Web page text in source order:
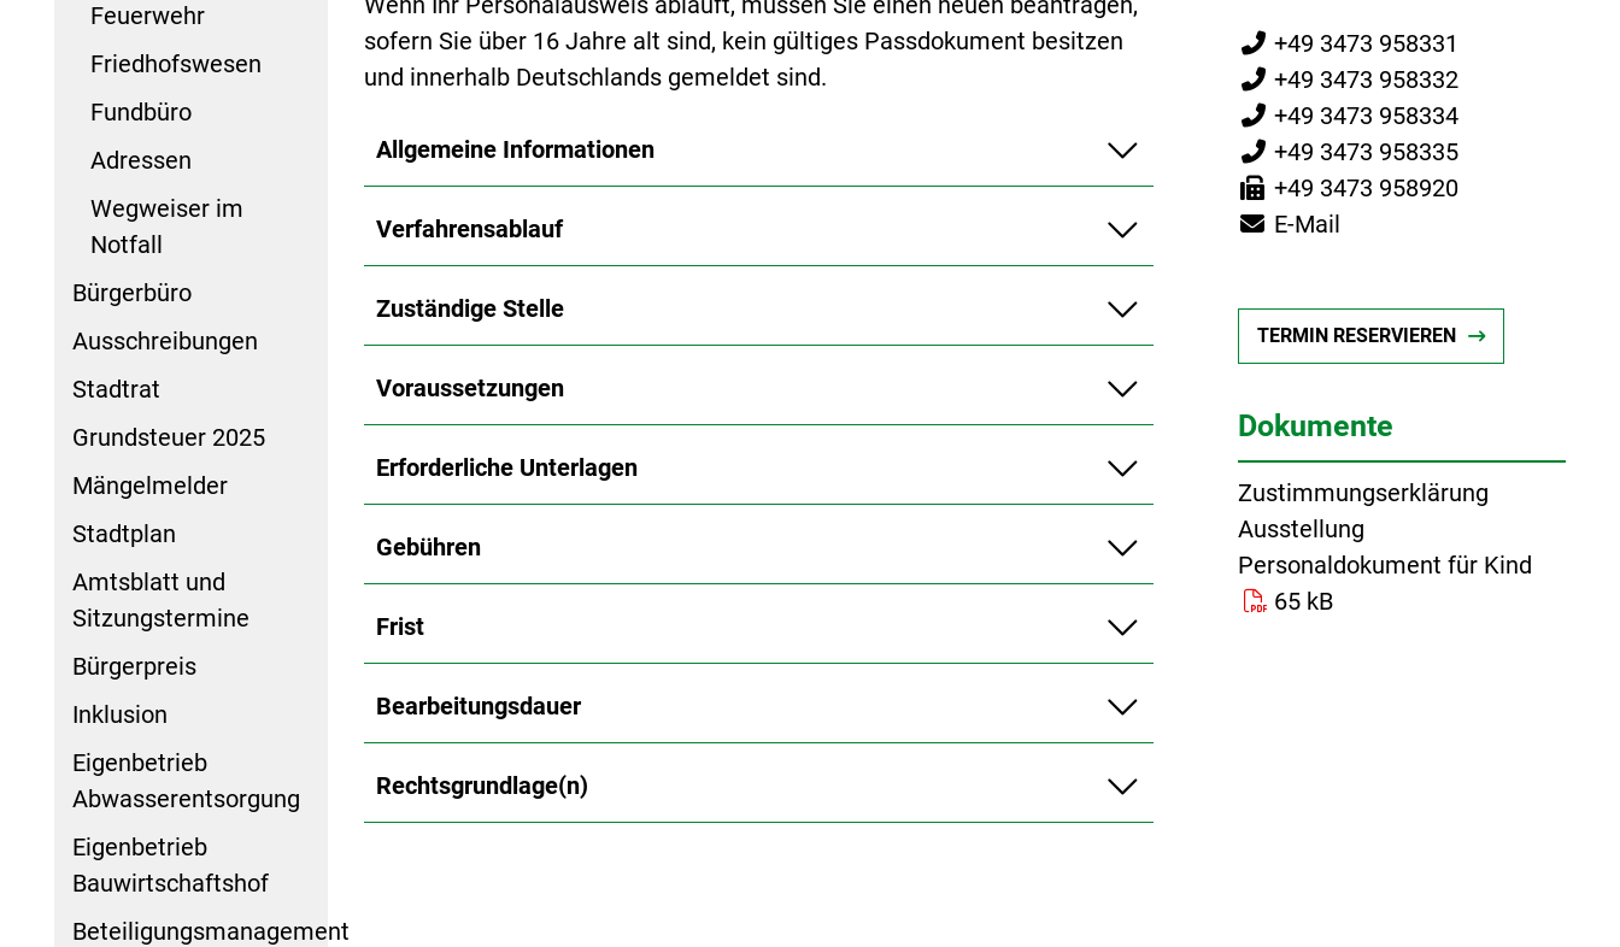
Feuerwehr
Friedhofswesen
Fundbüro
Adressen
Wegweiser im
Notfall
Bürgerbüro
Ausschreibungen
Stadtrat
Grundsteuer 2025
Mängelmelder
Stadtplan
Amtsblatt und
Sitzungstermine
Bürgerpreis
Inklusion
Eigenbetrieb
Abwasserentsorgung
Eigenbetrieb
Bauwirtschaftshof
Beteiligungsmanagement
sofern Sie über 16 Jahre alt sind, kein gültiges Passdokument besitzen
und innerhalb Deutschlands gemeldet sind.
Allgemeine Informationen
Verfahrensablauf
Zuständige Stelle
Voraussetzungen
Erforderliche Unterlagen
Gebühren
Frist
Bearbeitungsdauer
Rechtsgrundlage(n)
+49 3473 958331
+49 3473 958332
+49 3473 958334
+49 3473 958335
+49 3473 958920
E-Mail
TERMIN RESERVIEREN
Dokumente
Zustimmungserklärung
Ausstellung
Personaldokument für Kind
65 kB